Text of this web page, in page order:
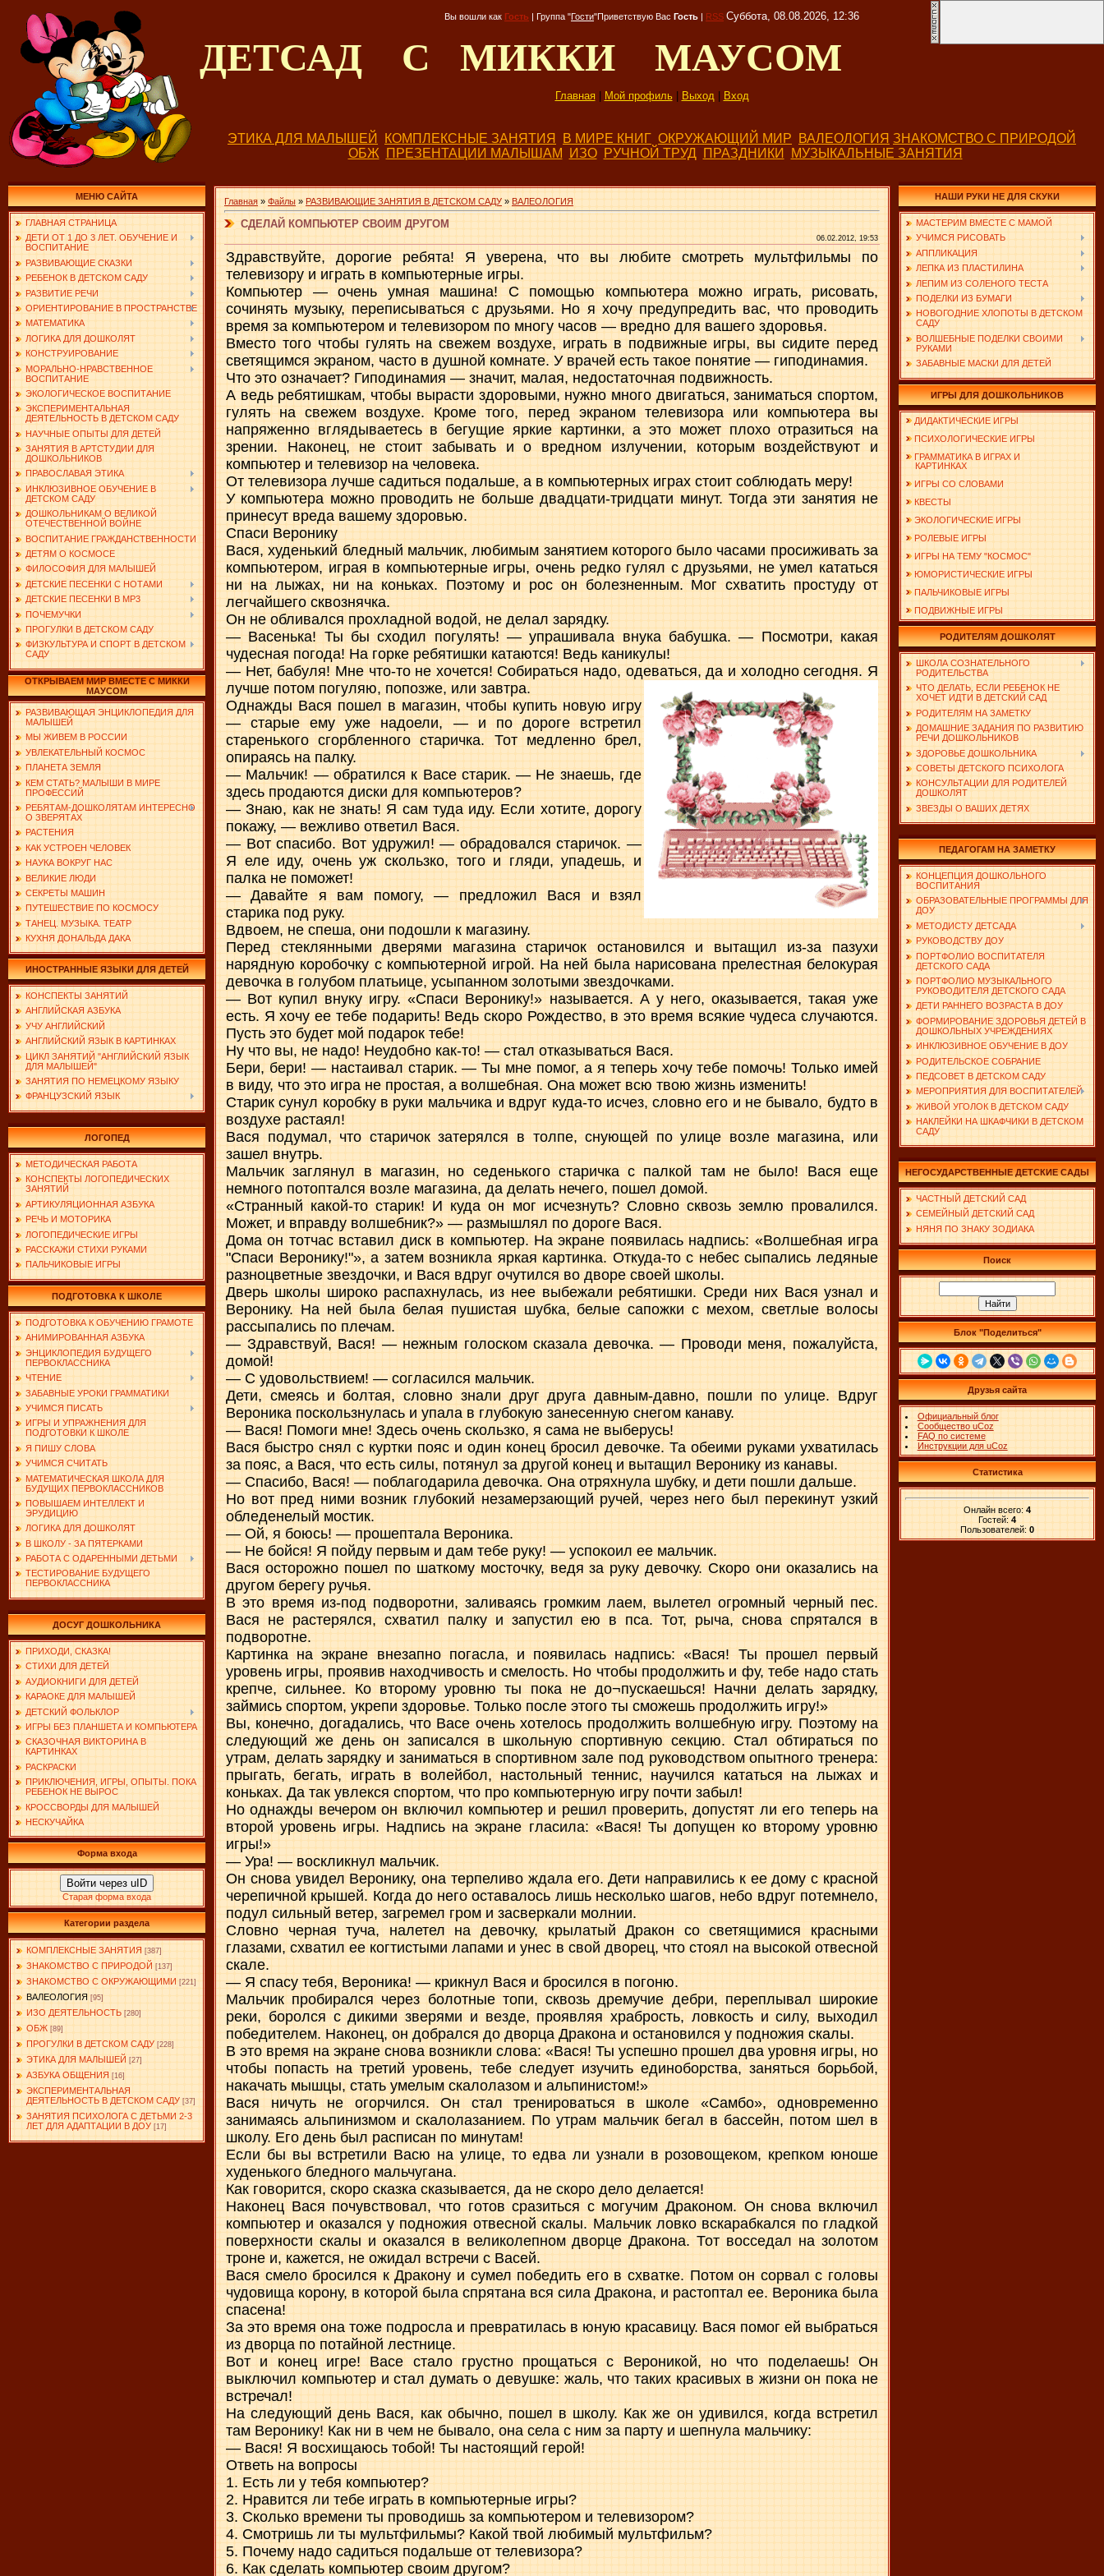
Вы вошли как Гость | Группа "Гости"Приветствую Вас Гость | RSS Суббота, 08.08.2026, 12:36
ДЕТСАД С МИККИ МАУСОМ
Главная| Мой профиль| Выход| Вход
ЭТИКА ДЛЯ МАЛЫШЕЙ КОМПЛЕКСНЫЕ ЗАНЯТИЯ В МИРЕ КНИГ ОКРУЖАЮЩИЙ МИР ВАЛЕОЛОГИЯ ЗНАКОМСТВО С ПРИРОДОЙ
ОБЖ
ПРЕЗЕНТАЦИИ МАЛЫШАМ ИЗО РУЧНОЙ ТРУД ПРАЗДНИКИ МУЗЫКАЛЬНЫЕ ЗАНЯТИЯ
МЕНЮ САЙТА
ГЛАВНАЯ СТРАНИЦА
ДЕТИ ОТ 1 ДО 3 ЛЕТ. ОБУЧЕНИЕ И
ВОСПИТАНИЕ
РАЗВИВАЮЩИЕ СКАЗКИ
РЕБЕНОК В ДЕТСКОМ САДУ
РАЗВИТИЕ РЕЧИ
ОРИЕНТИРОВАНИЕ В ПРОСТРАНСТВЕ
МАТЕМАТИКА
ЛОГИКА ДЛЯ ДОШКОЛЯТ
КОНСТРУИРОВАНИЕ
МОРАЛЬНО-НРАВСТВЕННОЕ
ВОСПИТАНИЕ
ЭКОЛОГИЧЕСКОЕ ВОСПИТАНИЕ
ЭКСПЕРИМЕНТАЛЬНАЯ
ДЕЯТЕЛЬНОСТЬ В ДЕТСКОМ САДУ
НАУЧНЫЕ ОПЫТЫ ДЛЯ ДЕТЕЙ
ЗАНЯТИЯ В АРТСТУДИИ ДЛЯ
ДОШКОЛЬНИКОВ
ПРАВОСЛАВАЯ ЭТИКА
ИНКЛЮЗИВНОЕ ОБУЧЕНИЕ В
ДЕТСКОМ САДУ
ДОШКОЛЬНИКАМ О ВЕЛИКОЙ
ОТЕЧЕСТВЕННОЙ ВОЙНЕ
ВОСПИТАНИЕ ГРАЖДАНСТВЕННОСТИ
ДЕТЯМ О КОСМОСЕ
ФИЛОСОФИЯ ДЛЯ МАЛЫШЕЙ
ДЕТСКИЕ ПЕСЕНКИ С НОТАМИ
ДЕТСКИЕ ПЕСЕНКИ В MP3
ПОЧЕМУЧКИ
ПРОГУЛКИ В ДЕТСКОМ САДУ
ФИЗКУЛЬТУРА И СПОРТ В ДЕТСКОМ
САДУ
ОТКРЫВАЕМ МИР ВМЕСТЕ С МИККИ
МАУСОМ
РАЗВИВАЮЩАЯ ЭНЦИКЛОПЕДИЯ ДЛЯ
МАЛЫШЕЙ
МЫ ЖИВЕМ В РОССИИ
УВЛЕКАТЕЛЬНЫЙ КОСМОС
ПЛАНЕТА ЗЕМЛЯ
КЕМ СТАТЬ? МАЛЫШИ В МИРЕ
ПРОФЕССИЙ
РЕБЯТАМ-ДОШКОЛЯТАМ ИНТЕРЕСНО
О ЗВЕРЯТАХ
РАСТЕНИЯ
КАК УСТРОЕН ЧЕЛОВЕК
НАУКА ВОКРУГ НАС
ВЕЛИКИЕ ЛЮДИ
СЕКРЕТЫ МАШИН
ПУТЕШЕСТВИЕ ПО КОСМОСУ
ТАНЕЦ. МУЗЫКА. ТЕАТР
КУХНЯ ДОНАЛЬДА ДАКА
ИНОСТРАННЫЕ ЯЗЫКИ ДЛЯ ДЕТЕЙ
КОНСПЕКТЫ ЗАНЯТИЙ
АНГЛИЙСКАЯ АЗБУКА
УЧУ АНГЛИЙСКИЙ
АНГЛИЙСКИЙ ЯЗЫК В КАРТИНКАХ
ЦИКЛ ЗАНЯТИЙ "АНГЛИЙСКИЙ ЯЗЫК
ДЛЯ МАЛЫШЕЙ"
ЗАНЯТИЯ ПО НЕМЕЦКОМУ ЯЗЫКУ
ФРАНЦУЗСКИЙ ЯЗЫК
ЛОГОПЕД
МЕТОДИЧЕСКАЯ РАБОТА
КОНСПЕКТЫ ЛОГОПЕДИЧЕСКИХ
ЗАНЯТИЙ
АРТИКУЛЯЦИОННАЯ АЗБУКА
РЕЧЬ И МОТОРИКА
ЛОГОПЕДИЧЕСКИЕ ИГРЫ
РАССКАЖИ СТИХИ РУКАМИ
ПАЛЬЧИКОВЫЕ ИГРЫ
ПОДГОТОВКА К ШКОЛЕ
ПОДГОТОВКА К ОБУЧЕНИЮ ГРАМОТЕ
АНИМИРОВАННАЯ АЗБУКА
ЭНЦИКЛОПЕДИЯ БУДУЩЕГО
ПЕРВОКЛАССНИКА
ЧТЕНИЕ
ЗАБАВНЫЕ УРОКИ ГРАММАТИКИ
УЧИМСЯ ПИСАТЬ
ИГРЫ И УПРАЖНЕНИЯ ДЛЯ
ПОДГОТОВКИ К ШКОЛЕ
Я ПИШУ СЛОВА
УЧИМСЯ СЧИТАТЬ
МАТЕМАТИЧЕСКАЯ ШКОЛА ДЛЯ
БУДУЩИХ ПЕРВОКЛАССНИКОВ
ПОВЫШАЕМ ИНТЕЛЛЕКТ И
ЭРУДИЦИЮ
ЛОГИКА ДЛЯ ДОШКОЛЯТ
В ШКОЛУ - ЗА ПЯТЕРКАМИ
РАБОТА С ОДАРЕННЫМИ ДЕТЬМИ
ТЕСТИРОВАНИЕ БУДУЩЕГО
ПЕРВОКЛАССНИКА
ДОСУГ ДОШКОЛЬНИКА
ПРИХОДИ, СКАЗКА!
СТИХИ ДЛЯ ДЕТЕЙ
АУДИОКНИГИ ДЛЯ ДЕТЕЙ
КАРАОКЕ ДЛЯ МАЛЫШЕЙ
ДЕТСКИЙ ФОЛЬКЛОР
ИГРЫ БЕЗ ПЛАНШЕТА И КОМПЬЮТЕРА
СКАЗОЧНАЯ ВИКТОРИНА В
КАРТИНКАХ
РАСКРАСКИ
ПРИКЛЮЧЕНИЯ, ИГРЫ, ОПЫТЫ. ПОКА
РЕБЕНОК НЕ ВЫРОС
КРОССВОРДЫ ДЛЯ МАЛЫШЕЙ
НЕСКУЧАЙКА
Форма входа
Войти через uID
Старая форма входа
Категории раздела
КОМПЛЕКСНЫЕ ЗАНЯТИЯ [387]
ЗНАКОМСТВО С ПРИРОДОЙ [137]
ЗНАКОМСТВО С ОКРУЖАЮЩИМИ [221]
ВАЛЕОЛОГИЯ [95]
ИЗО ДЕЯТЕЛЬНОСТЬ [280]
ОБЖ [89]
ПРОГУЛКИ В ДЕТСКОМ САДУ [228]
ЭТИКА ДЛЯ МАЛЫШЕЙ [27]
АЗБУКА ОБЩЕНИЯ [16]
ЭКСПЕРИМЕНТАЛЬНАЯ
ДЕЯТЕЛЬНОСТЬ В ДЕТСКОМ САДУ [37]
ЗАНЯТИЯ ПСИХОЛОГА С ДЕТЬМИ 2-3
ЛЕТ ДЛЯ АДАПТАЦИИ В ДОУ [17]
Главная » Файлы » РАЗВИВАЮЩИЕ ЗАНЯТИЯ В ДЕТСКОМ САДУ » ВАЛЕОЛОГИЯ
СДЕЛАЙ КОМПЬЮТЕР СВОИМ ДРУГОМ
06.02.2012, 19:53
Здравствуйте, дорогие ребята! Я уверена, что вы любите смотреть мультфильмы по
телевизору и играть в компьютерные игры.
Компьютер — очень умная машина! С помощью компьютера можно играть, рисовать,
сочинять музыку, переписываться с друзьями. Но я хочу предупредить вас, что проводить
время за компьютером и телевизором по многу часов — вредно для вашего здоровья.
Вместо того чтобы гулять на свежем воздухе, играть в подвижные игры, вы сидите перед
светящимся экраном, часто в душной комнате. У врачей есть такое понятие — гиподинамия.
Что это означает? Гиподинамия — значит, малая, недостаточная подвижность.
А ведь ребятишкам, чтобы вырасти здоровыми, нужно много двигаться, заниматься спортом,
гулять на свежем воздухе. Кроме того, перед экраном телевизора или компьютера вы
напряженно вглядываетесь в бегущие яркие картинки, а это может плохо отразиться на
зрении. Наконец, не стоит забывать и о вредном излучении, которым воздействуют и
компьютер и телевизор на человека.
От телевизора лучше садиться подальше, а в компьютерных играх стоит соблюдать меру!
У компьютера можно проводить не больше двадцати-тридцати минут. Тогда эти занятия не
принесут вреда вашему здоровью.
Спаси Веронику
Вася, худенький бледный мальчик, любимым занятием которого было часами просиживать за
компьютером, играя в компьютерные игры, очень редко гулял с друзьями, не умел кататься
ни на лыжах, ни на коньках. Поэтому и рос он болезненным. Мог схватить простуду от
легчайшего сквознячка.
Он не обливался прохладной водой, не делал зарядку.
— Васенька! Ты бы сходил погулять! — упрашивала внука бабушка. — Посмотри, какая
чудесная погода! На горке ребятишки катаются! Ведь каникулы!
— Нет, бабуля! Мне что-то не хочется! Собираться надо, одеваться, да и холодно сегодня. Я
лучше потом погуляю, попозже, или завтра.
Однажды Вася пошел в магазин, чтобы купить новую игру
— старые ему уже надоели, — и по дороге встретил
старенького сгорбленного старичка. Тот медленно брел,
опираясь на палку.
— Мальчик! — обратился к Васе старик. — Не знаешь, где
здесь продаются диски для компьютеров?
— Знаю, как не знать! Я сам туда иду. Если хотите, дорогу
покажу, — вежливо ответил Вася.
— Вот спасибо. Вот удружил! — обрадовался старичок. —
Я еле иду, очень уж скользко, того и гляди, упадешь, и
палка не поможет!
— Давайте я вам помогу, — предложил Вася и взял
старика под руку.
Вдвоем, не спеша, они подошли к магазину.
Перед стеклянными дверями магазина старичок остановился и вытащил из-за пазухи
нарядную коробочку с компьютерной игрой. На ней была нарисована прелестная белокурая
девочка в голубом платьице, усыпанном золотыми звездочками.
— Вот купил внуку игру. «Спаси Веронику!» называется. А у него, оказывается, такая уже
есть. Я хочу ее тебе подарить! Ведь скоро Рождество, в это время всякие чудеса случаются.
Пусть это будет мой подарок тебе!
Ну что вы, не надо! Неудобно как-то! — стал отказываться Вася.
Бери, бери! — настаивал старик. — Ты мне помог, а я теперь хочу тебе помочь! Только имей
в виду, что это игра не простая, а волшебная. Она может всю твою жизнь изменить!
Старик сунул коробку в руки мальчика и вдруг куда-то исчез, словно его и не бывало, будто в
воздухе растаял!
Вася подумал, что старичок затерялся в толпе, снующей по улице возле магазина, или
зашел внутрь.
Мальчик заглянул в магазин, но седенького старичка с палкой там не было! Вася еще
немного потоптался возле магазина, да делать нечего, пошел домой.
«Странный какой-то старик! И куда он мог исчезнуть? Словно сквозь землю провалился.
Может, и вправду волшебник?» — размышлял по дороге Вася.
Дома он тотчас вставил диск в компьютер. На экране появилась надпись: «Волшебная игра
"Спаси Веронику!"», а затем возникла яркая картинка. Откуда-то с небес сыпались ледяные
разноцветные звездочки, и Вася вдруг очутился во дворе своей школы.
Дверь школы широко распахнулась, из нее выбежали ребятишки. Среди них Вася узнал и
Веронику. На ней была белая пушистая шубка, белые сапожки с мехом, светлые волосы
рассыпались по плечам.
— Здравствуй, Вася! — нежным голоском сказала девочка. — Проводи меня, пожалуйста,
домой!
— С удовольствием! — согласился мальчик.
Дети, смеясь и болтая, словно знали друг друга давным-давно, пошли по улице. Вдруг
Вероника поскользнулась и упала в глубокую занесенную снегом канаву.
— Вася! Помоги мне! Здесь очень скользко, я сама не выберусь!
Вася быстро снял с куртки пояс и один конец бросил девочке. Та обеими руками ухватилась
за пояс, а Вася, что есть силы, потянул за другой конец и вытащил Веронику из канавы.
— Спасибо, Вася! — поблагодарила девочка. Она отряхнула шубку, и дети пошли дальше.
Но вот пред ними возник глубокий незамерзающий ручей, через него был перекинут узкий
обледенелый мостик.
— Ой, я боюсь! — прошептала Вероника.
— Не бойся! Я пойду первым и дам тебе руку! — успокоил ее мальчик.
Вася осторожно пошел по шаткому мосточку, ведя за руку девочку. Скоро они оказались на
другом берегу ручья.
В это время из-под подворотни, заливаясь громким лаем, вылетел огромный черный пес.
Вася не растерялся, схватил палку и запустил ею в пса. Тот, рыча, снова спрятался в
подворотне.
Картинка на экране внезапно погасла, и появилась надпись: «Вася! Ты прошел первый
уровень игры, проявив находчивость и смелость. Но чтобы продолжить и фу, тебе надо стать
крепче, сильнее. Ко второму уровню ты пока не до¬пускаешься! Начни делать зарядку,
займись спортом, укрепи здоровье. Только после этого ты сможешь продолжить игру!»
Вы, конечно, догадались, что Васе очень хотелось продолжить волшебную игру. Поэтому на
следующий же день он записался в школьную спортивную секцию. Стал обтираться по
утрам, делать зарядку и заниматься в спортивном зале под руководством опытного тренера:
прыгать, бегать, играть в волейбол, настольный теннис, научился кататься на лыжах и
коньках. Да так увлекся спортом, что про компьютерную игру почти забыл!
Но однажды вечером он включил компьютер и решил проверить, допустят ли его теперь на
второй уровень игры. Надпись на экране гласила: «Вася! Ты допущен ко второму уровню
игры!»
— Ура! — воскликнул мальчик.
Он снова увидел Веронику, она терпеливо ждала его. Дети направились к ее дому с красной
черепичной крышей. Когда до него оставалось лишь несколько шагов, небо вдруг потемнело,
подул сильный ветер, загремел гром и засверкали молнии.
Словно черная туча, налетел на девочку, крылатый Дракон со светящимися красными
глазами, схватил ее когтистыми лапами и унес в свой дворец, что стоял на высокой отвесной
скале.
— Я спасу тебя, Вероника! — крикнул Вася и бросился в погоню.
Мальчик пробирался через болотные топи, сквозь дремучие дебри, переплывал широкие
реки, боролся с дикими зверями и везде, проявляя храбрость, ловкость и силу, выходил
победителем. Наконец, он добрался до дворца Дракона и остановился у подножия скалы.
В это время на экране снова возникли слова: «Вася! Ты успешно прошел два уровня игры, но
чтобы попасть на третий уровень, тебе следует изучить единоборства, заняться борьбой,
накачать мышцы, стать умелым скалолазом и альпинистом!»
Вася ничуть не огорчился. Он стал тренироваться в школе «Самбо», одновременно
занимаясь альпинизмом и скалолазанием. По утрам мальчик бегал в бассейн, потом шел в
школу. Его день был расписан по минутам!
Если бы вы встретили Васю на улице, то едва ли узнали в розовощеком, крепком юноше
худенького бледного мальчугана.
Как говорится, скоро сказка сказывается, да не скоро дело делается!
Наконец Вася почувствовал, что готов сразиться с могучим Драконом. Он снова включил
компьютер и оказался у подножия отвесной скалы. Мальчик ловко вскарабкался по гладкой
поверхности скалы и оказался в великолепном дворце Дракона. Тот восседал на золотом
троне и, кажется, не ожидал встречи с Васей.
Вася смело бросился к Дракону и сумел победить его в схватке. Потом он сорвал с головы
чудовища корону, в которой была спрятана вся сила Дракона, и растоптал ее. Вероника была
спасена!
За это время она тоже подросла и превратилась в юную красавицу. Вася помог ей выбраться
из дворца по потайной лестнице.
Вот и конец игре! Васе стало грустно прощаться с Вероникой, но что поделаешь! Он
выключил компьютер и стал думать о девушке: жаль, что таких красивых в жизни он пока не
встречал!
На следующий день Вася, как обычно, пошел в школу. Как же он удивился, когда встретил
там Веронику! Как ни в чем не бывало, она села с ним за парту и шепнула мальчику:
— Вася! Я восхищаюсь тобой! Ты настоящий герой!
Ответь на вопросы
1. Есть ли у тебя компьютер?
2. Нравится ли тебе играть в компьютерные игры?
3. Сколько времени ты проводишь за компьютером и телевизором?
4. Смотришь ли ты мультфильмы? Какой твой любимый мультфильм?
5. Почему надо садиться подальше от телевизора?
6. Как сделать компьютер своим другом?
НАШИ РУКИ НЕ ДЛЯ СКУКИ
МАСТЕРИМ ВМЕСТЕ С МАМОЙ
УЧИМСЯ РИСОВАТЬ
АППЛИКАЦИЯ
ЛЕПКА ИЗ ПЛАСТИЛИНА
ЛЕПИМ ИЗ СОЛЕНОГО ТЕСТА
ПОДЕЛКИ ИЗ БУМАГИ
НОВОГОДНИЕ ХЛОПОТЫ В ДЕТСКОМ
САДУ
ВОЛШЕБНЫЕ ПОДЕЛКИ СВОИМИ
РУКАМИ
ЗАБАВНЫЕ МАСКИ ДЛЯ ДЕТЕЙ
ИГРЫ ДЛЯ ДОШКОЛЬНИКОВ
ДИДАКТИЧЕСКИЕ ИГРЫ
ПСИХОЛОГИЧЕСКИЕ ИГРЫ
ГРАММАТИКА В ИГРАХ И
КАРТИНКАХ
ИГРЫ СО СЛОВАМИ
КВЕСТЫ
ЭКОЛОГИЧЕСКИЕ ИГРЫ
РОЛЕВЫЕ ИГРЫ
ИГРЫ НА ТЕМУ "КОСМОС"
ЮМОРИСТИЧЕСКИЕ ИГРЫ
ПАЛЬЧИКОВЫЕ ИГРЫ
ПОДВИЖНЫЕ ИГРЫ
РОДИТЕЛЯМ ДОШКОЛЯТ
ШКОЛА СОЗНАТЕЛЬНОГО
РОДИТЕЛЬСТВА
ЧТО ДЕЛАТЬ, ЕСЛИ РЕБЕНОК НЕ
ХОЧЕТ ИДТИ В ДЕТСКИЙ САД
РОДИТЕЛЯМ НА ЗАМЕТКУ
ДОМАШНИЕ ЗАДАНИЯ ПО РАЗВИТИЮ
РЕЧИ ДОШКОЛЬНИКОВ
ЗДОРОВЬЕ ДОШКОЛЬНИКА
СОВЕТЫ ДЕТСКОГО ПСИХОЛОГА
КОНСУЛЬТАЦИИ ДЛЯ РОДИТЕЛЕЙ
ДОШКОЛЯТ
ЗВЕЗДЫ О ВАШИХ ДЕТЯХ
ПЕДАГОГАМ НА ЗАМЕТКУ
КОНЦЕПЦИЯ ДОШКОЛЬНОГО
ВОСПИТАНИЯ
ОБРАЗОВАТЕЛЬНЫЕ ПРОГРАММЫ ДЛЯ
ДОУ
МЕТОДИСТУ ДЕТСАДА
РУКОВОДСТВУ ДОУ
ПОРТФОЛИО ВОСПИТАТЕЛЯ
ДЕТСКОГО САДА
ПОРТФОЛИО МУЗЫКАЛЬНОГО
РУКОВОДИТЕЛЯ ДЕТСКОГО САДА
ДЕТИ РАННЕГО ВОЗРАСТА В ДОУ
ФОРМИРОВАНИЕ ЗДОРОВЬЯ ДЕТЕЙ В
ДОШКОЛЬНЫХ УЧРЕЖДЕНИЯХ
ИНКЛЮЗИВНОЕ ОБУЧЕНИЕ В ДОУ
РОДИТЕЛЬСКОЕ СОБРАНИЕ
ПЕДСОВЕТ В ДЕТСКОМ САДУ
МЕРОПРИЯТИЯ ДЛЯ ВОСПИТАТЕЛЕЙ
ЖИВОЙ УГОЛОК В ДЕТСКОМ САДУ
НАКЛЕЙКИ НА ШКАФЧИКИ В ДЕТСКОМ
САДУ
НЕГОСУДАРСТВЕННЫЕ ДЕТСКИЕ САДЫ
ЧАСТНЫЙ ДЕТСКИЙ САД
СЕМЕЙНЫЙ ДЕТСКИЙ САД
НЯНЯ ПО ЗНАКУ ЗОДИАКА
Поиск
Блок "Поделиться"
Друзья сайта
Официальный блог
Сообщество uCoz
FAQ по системе
Инструкции для uCoz
Статистика
Онлайн всего: 4
Гостей: 4
Пользователей: 0